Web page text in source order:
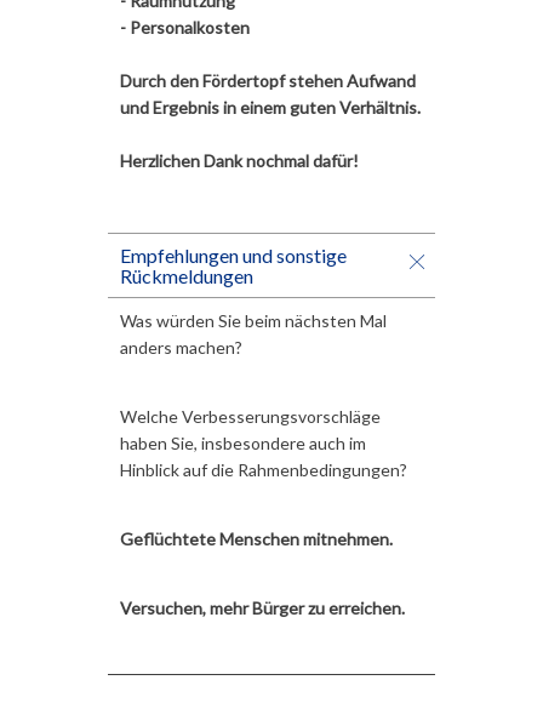
- Personalkosten
Durch den Fördertopf stehen Aufwand
und Ergebnis in einem guten Verhältnis.
Herzlichen Dank nochmal dafür!
Empfehlungen und sonstige
Rückmeldungen
Was würden Sie beim nächsten Mal
anders machen?
Welche Verbesserungsvorschläge
haben Sie, insbesondere auch im
Hinblick auf die Rahmenbedingungen?
Geflüchtete Menschen mitnehmen.
Versuchen, mehr Bürger zu erreichen.